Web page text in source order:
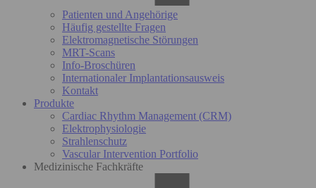
Patienten und Angehörige
Häufig gestellte Fragen
Elektromagnetische Störungen
MRT-Scans
Info-Broschüren
Internationaler Implantationsausweis
Kontakt
Produkte
Cardiac Rhythm Management (CRM)
Elektrophysiologie
Strahlenschutz
Vascular Intervention Portfolio
Medizinische Fachkräfte